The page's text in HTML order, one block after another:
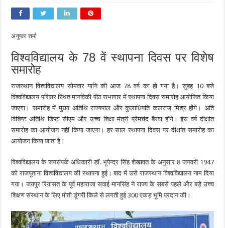
विश्वविद्यालय
78
वर्ष
से
मनाया
अनुष्का शर्मा
विश्वविद्यालय के 78 वें स्थापना दिवस पर विशेष
समारोह
राजस्थान विश्वविद्यालय सोमवार यानि की आज 78 वर्ष का हो गया है। सुबह 10 बजे
विश्वविद्यालय परिसर स्थित मानविकी पीठ सभागार में स्थापना दिवस समारोह आयोजित किया
जाएगा। समारोह में मुख्य अतिथि राज्यपाल और कुलाधिपति कलराज मिश्र होंगे। अति
विशिष्ट अतिथि डिप्टी सीएम और उच्च शिक्षा मंत्री प्रेमचंद बैरवा होंगे। इस वर्ष दीक्षांत
समारोह का आयोजन नहीं किया जाएगा। हर साल स्थापना दिवस पर दीक्षांत समारोह का
आयोजन किया जाता है।
विश्वविद्यालय के जनसंपर्क अधिकारी डॉ. भूपेन्द्र सिंह शेखावत के अनुसार 8 जनवरी 1947
को राजपूताना विश्वविद्यालय की स्थापना हुई। बाद में उसे राजस्थान विश्वविद्यालय नाम दिया
गया। जयपुर रियासत के पूर्व महाराजा सवाई मानसिंह ने राज्य के सबसे पहले और बड़े उच्च
शिक्षण संस्थान के लिए मोती डूंगरी किले से लगती हुई 300 एकड़ भूमि प्रदान की।